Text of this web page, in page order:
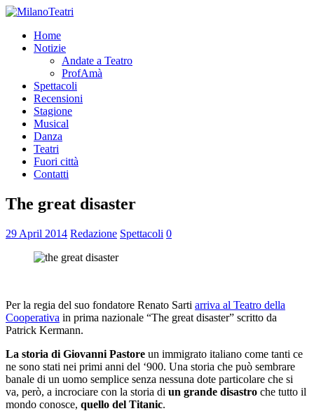
Home
Notizie
Andate a Teatro
ProfAmà
Spettacoli
Recensioni
Stagione
Musical
Danza
Teatri
Fuori città
Contatti
The great disaster
29 April 2014 Redazione Spettacoli 0
Per la regia del suo fondatore Renato Sarti arriva al Teatro della
Cooperativa in prima nazionale “The great disaster” scritto da
Patrick Kermann.
La storia di Giovanni Pastore un immigrato italiano come tanti ce
ne sono stati nei primi anni del ‘900. Una storia che può sembrare
banale di un uomo semplice senza nessuna dote particolare che si
va, però, a incrociare con la storia di un grande disastro che tutto il
mondo conosce, quello del Titanic.